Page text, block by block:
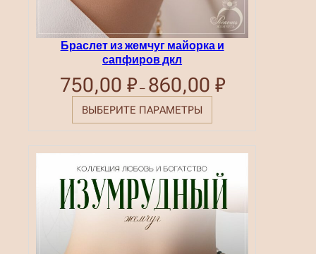
Браслет из жемчуг майорка и
сапфиров дкл
750,00 ₽ – 860,00 ₽Диапазон
ВЫБЕРИТЕ ПАРАМЕТРЫ